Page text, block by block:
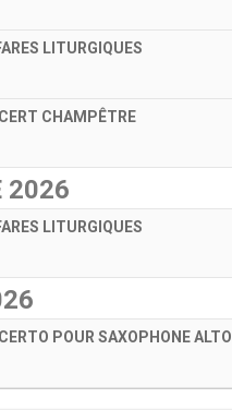
LITURGIQUES
CHAMPÊTRE
2026
LITURGIQUES
POUR SAXOPHONE ALTO